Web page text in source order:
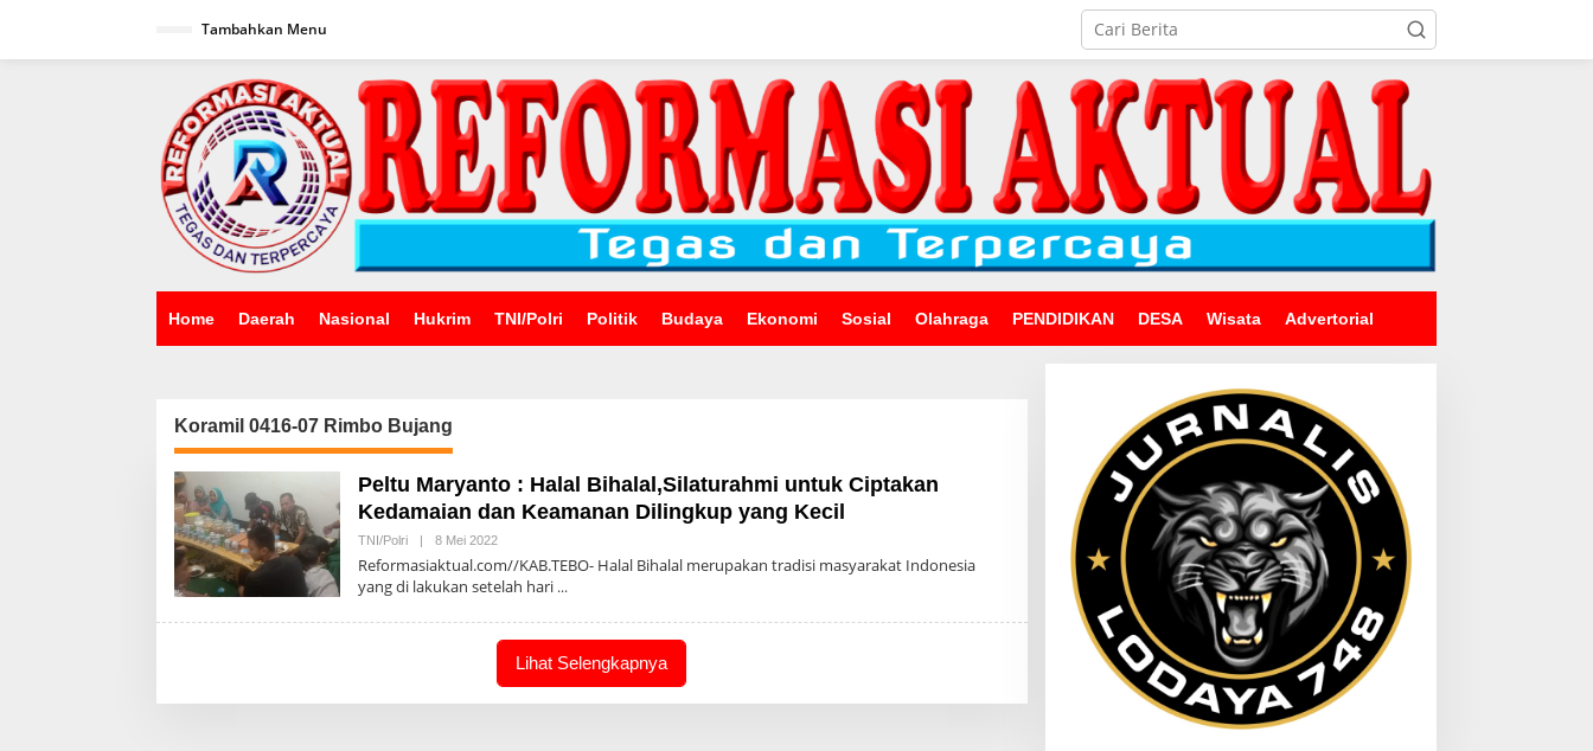
Tambahkan Menu
Home Daerah Nasional Hukrim TNI/Polri Politik Budaya Ekonomi Sosial Olahraga PENDIDIKAN DESA Wisata Advertorial
Koramil 0416-07 Rimbo Bujang
Peltu Maryanto : Halal Bihalal,Silaturahmi untuk Ciptakan
Kedamaian dan Keamanan Dilingkup yang Kecil
TNI/Polri | 8 Mei 2022Oleh
Reformasiaktual.com//KAB.TEBO- Halal Bihalal merupakan tradisi masyarakat Indonesia
yang di lakukan setelah hari
Lihat Selengkapnya